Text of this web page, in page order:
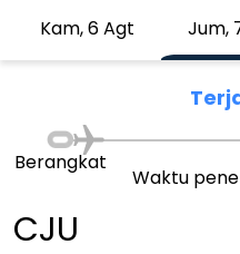
Kam, 6 Agt
Jum,
CJU
Berangkat
Waktu